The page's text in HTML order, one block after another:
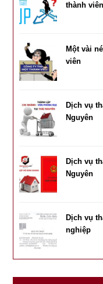
thành
Một vài
viên
Dịch vụ
Nguyên
Dịch vụ
Nguyên
Dịch vụ
nghiệp